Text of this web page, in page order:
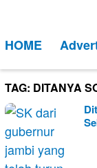
kontenMobile
HOME
TAG: DITANYA